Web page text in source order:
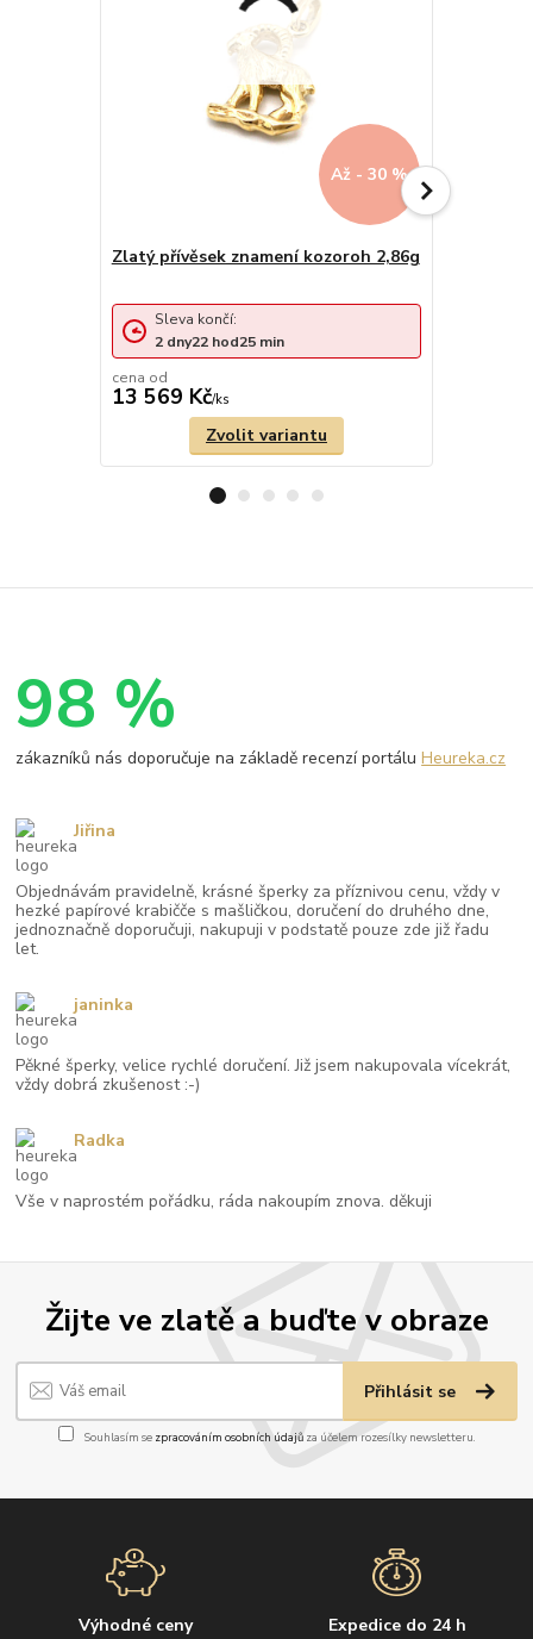
Až - 30 %
Zlatý přívěsek znamení kozoroh 2,86g
cena od
13 569 Kč/ks
Sleva končí:
2 dny22 hod25 min
Zvolit variantu
Žijte ve zlatě a buďte v obraze
Přihlásit se
Souhlasím se zpracováním osobních údajůza účelem rozesílky newsletteru.
Výhodné ceny Expedice do 24 h
98 %
zákazníků nás doporučuje na základě recenzí portáluHeureka.cz
Objednávám pravidelně, krásné šperky za příznivou cenu, vždy v
hezké papírové krabičče s mašličkou, doručení do druhého dne,
jednoznačně doporučuji, nakupuji v podstatě pouze zde již řadu
let.
Jiřina
Pěkné šperky, velice rychlé doručení. Již jsem nakupovala vícekrát,
vždy dobrá zkušenost :-)
janinka
Vše v naprostém pořádku, ráda nakoupím znova. děkuji
Radka